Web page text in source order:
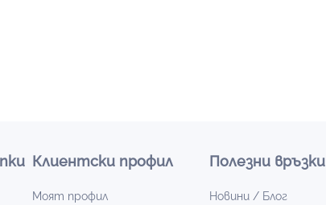
Клиентски профил
Моят профил
Полезни връзки
Новини / Блог